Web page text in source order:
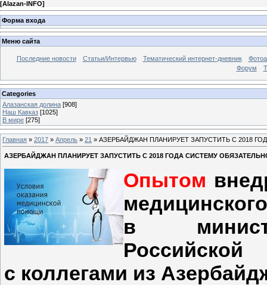
[Alazan-INFO]
Форма входа
Меню сайта
Последние новости Статьи/Интервью Тематический интернет-дневник
Форум
Categories
Алазанская долина [908]
Наш Кавказ [1025]
В мире [275]
Главная » 2017 » Апрель » 21 » АЗЕРБАЙДЖАН ПЛАНИРУЕТ ЗАПУСТИТЬ С 2018
АЗЕРБАЙДЖАН ПЛАНИРУЕТ ЗАПУСТИТЬ С 2018 ГОДА СИСТЕМУ
Опытом
в
с коллегами из